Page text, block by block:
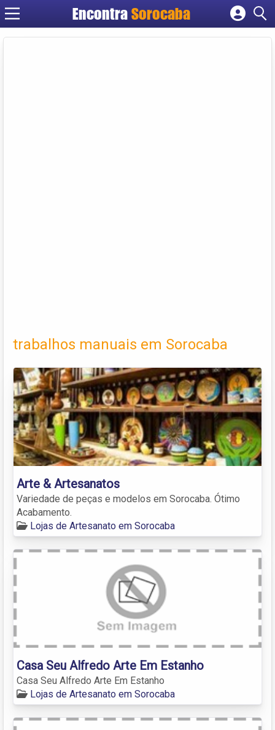
EncontraSorocaba
Cadastrar empresa
trabalhos manuais em Sorocaba
Arte & Artesanatos
Variedade de peças e modelos em Sorocaba. Ótimo
Acabamento.
Lojas de Artesanato em Sorocaba
Casa Seu Alfredo Arte Em Estanho
Casa Seu Alfredo Arte Em Estanho
Lojas de Artesanato em Sorocaba